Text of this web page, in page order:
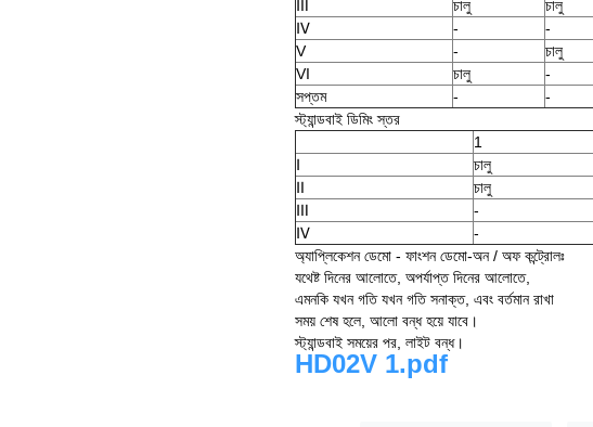
Ⅲ
চালু চালু
Ⅳ
- -
V
- চালু
VI
চালু -
সপ্তম
- -
স্ট্যান্ডবাই ডিমিং স্তর
1
Ⅰ
চালু
Ⅱ
চালু
Ⅲ
-
Ⅳ
-
অ্যাপ্লিকেশন ডেমো - ফাংশন ডেমো-অন / অফ কন্ট্রোলঃ
যথেষ্ট দিনের আলোতে, অপর্যাপ্ত দিনের আলোতে,
এমনকি যখন গতি যখন গতি সনাক্ত, এবং বর্তমান রাখা
সময় শেষ হলে, আলো বন্ধ হয়ে যাবে।
স্ট্যান্ডবাই সময়ের পর, লাইট বন্ধ।
HD02V 1.pdf